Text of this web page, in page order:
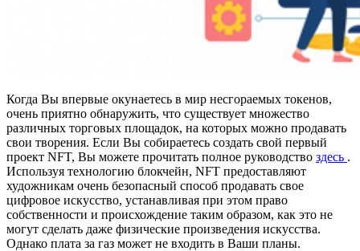
Когда Вы впервые окунаетесь в мир несгораемых токенов,
очень приятно обнаружить, что существует множество
различных торговых площадок, на которых можно продавать
свои творения. Если Вы собираетесь создать свой первый
проект NFT, Вы можете прочитать полное руководство здесь .
Используя технологию блокчейн, NFT предоставляют
художникам очень безопасный способ продавать свое
цифровое искусство, устанавливая при этом право
собственности и происхождение таким образом, как это не
могут сделать даже физические произведения искусства.
Однако плата за газ может не входить в Ваши планы.